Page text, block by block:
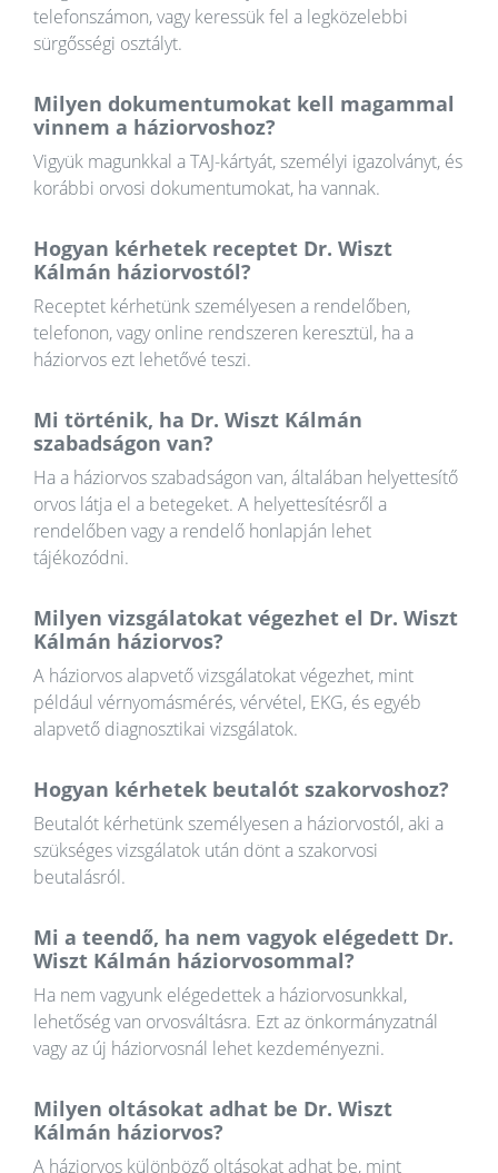
telefonszámon, vagy keressük fel a legközelebbi
sürgősségi osztályt.
Milyen dokumentumokat kell magammal
vinnem a háziorvoshoz?
Vigyük magunkkal a TAJ-kártyát, személyi igazolványt, és
korábbi orvosi dokumentumokat, ha vannak.
Hogyan kérhetek receptet Dr. Wiszt
Kálmán háziorvostól?
Receptet kérhetünk személyesen a rendelőben,
telefonon, vagy online rendszeren keresztül, ha a
háziorvos ezt lehetővé teszi.
Mi történik, ha Dr. Wiszt Kálmán
szabadságon van?
Ha a háziorvos szabadságon van, általában helyettesítő
orvos látja el a betegeket. A helyettesítésről a
rendelőben vagy a rendelő honlapján lehet
tájékozódni.
Milyen vizsgálatokat végezhet el Dr. Wiszt
Kálmán háziorvos?
A háziorvos alapvető vizsgálatokat végezhet, mint
például vérnyomásmérés, vérvétel, EKG, és egyéb
alapvető diagnosztikai vizsgálatok.
Hogyan kérhetek beutalót szakorvoshoz?
Beutalót kérhetünk személyesen a háziorvostól, aki a
szükséges vizsgálatok után dönt a szakorvosi
beutalásról.
Mi a teendő, ha nem vagyok elégedett Dr.
Wiszt Kálmán háziorvosommal?
Ha nem vagyunk elégedettek a háziorvosunkkal,
lehetőség van orvosváltásra. Ezt az önkormányzatnál
vagy az új háziorvosnál lehet kezdeményezni.
Milyen oltásokat adhat be Dr. Wiszt
Kálmán háziorvos?
A háziorvos különböző oltásokat adhat be, mint